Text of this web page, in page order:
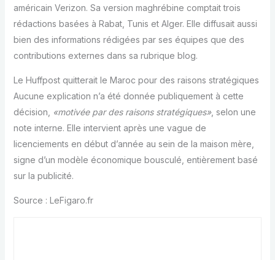
américain Verizon. Sa version maghrébine comptait trois
rédactions basées à Rabat, Tunis et Alger. Elle diffusait aussi
bien des informations rédigées par ses équipes que des
contributions externes dans sa rubrique blog.
Le Huffpost quitterait le Maroc pour des raisons stratégiques
Aucune explication n’a été donnée publiquement à cette
décision,
«motivée par des raisons stratégiques», selon une
note interne. Elle intervient après une vague de
licenciements en début d’année au sein de la maison mère,
signe d’un modèle économique bousculé, entièrement basé
sur la publicité.
Source : LeFigaro.fr